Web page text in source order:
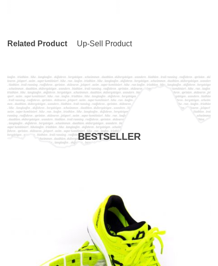
Related Product Up-Sell Product
BESTSELLER